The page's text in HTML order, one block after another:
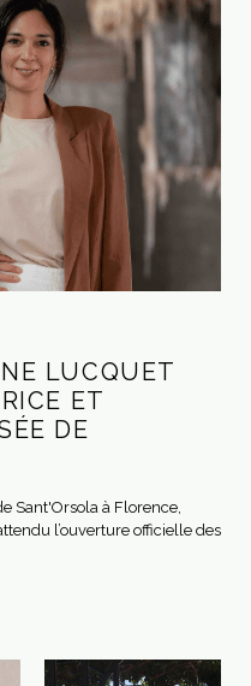
LUCQUET
ET
DE
Sant'Orsola à Florence,
l’ouverture officielle des